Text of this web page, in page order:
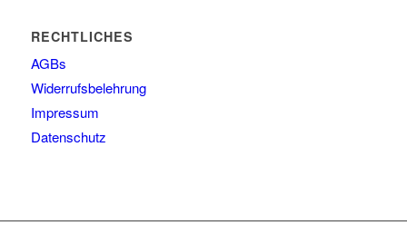
RECHTLICHES
AGBs
Widerrufsbelehrung
Impressum
Datenschutz